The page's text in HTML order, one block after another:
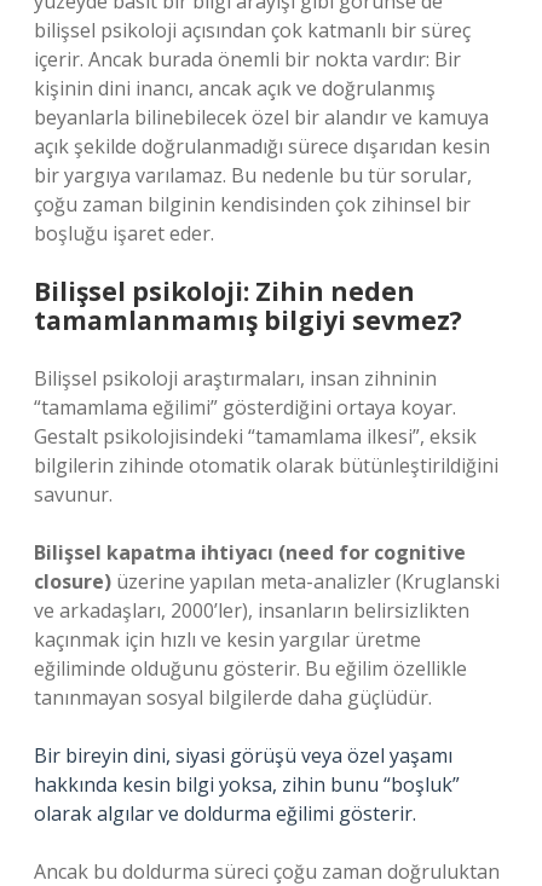
bilişsel psikoloji açısından çok katmanlı bir süreç
içerir. Ancak burada önemli bir nokta vardır: Bir
kişinin dini inancı, ancak açık ve doğrulanmış
beyanlarla bilinebilecek özel bir alandır ve kamuya
açık şekilde doğrulanmadığı sürece dışarıdan kesin
bir yargıya varılamaz. Bu nedenle bu tür sorular,
çoğu zaman bilginin kendisinden çok zihinsel bir
boşluğu işaret eder.
Bilişsel psikoloji: Zihin neden
tamamlanmamış bilgiyi sevmez?
Bilişsel psikoloji araştırmaları, insan zihninin
“tamamlama eğilimi” gösterdiğini ortaya koyar.
Gestalt psikolojisindeki “tamamlama ilkesi”, eksik
bilgilerin zihinde otomatik olarak bütünleştirildiğini
savunur.
Bilişsel kapatma ihtiyacı (need for cognitive
closure) üzerine yapılan meta-analizler (Kruglanski
ve arkadaşları, 2000’ler), insanların belirsizlikten
kaçınmak için hızlı ve kesin yargılar üretme
eğiliminde olduğunu gösterir. Bu eğilim özellikle
tanınmayan sosyal bilgilerde daha güçlüdür.
Bir bireyin dini, siyasi görüşü veya özel yaşamı
hakkında kesin bilgi yoksa, zihin bunu “boşluk”
olarak algılar ve doldurma eğilimi gösterir.
Ancak bu doldurma süreci çoğu zaman doğruluktan